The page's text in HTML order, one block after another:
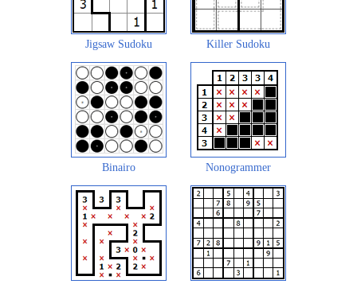
Jigsaw Sudoku Killer Sudoku
Binairo Nonogrammer